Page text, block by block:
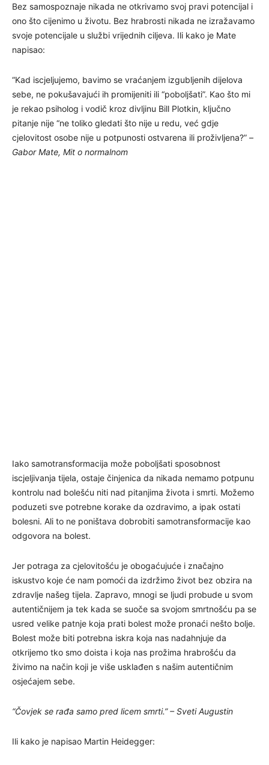
Bez samospoznaje nikada ne otkrivamo svoj pravi potencijal i
ono što cijenimo u životu. Bez hrabrosti nikada ne izražavamo
svoje potencijale u službi vrijednih ciljeva. Ili kako je Mate
napisao:
“Kad iscjeljujemo, bavimo se vraćanjem izgubljenih dijelova
sebe, ne pokušavajući ih promijeniti ili “poboljšati”. Kao što mi
je rekao psiholog i vodič kroz divljinu Bill Plotkin, ključno
pitanje nije “ne toliko gledati što nije u redu, već gdje
cjelovitost osobe nije u potpunosti ostvarena ili proživljena?” –
Gabor Mate, Mit o normalnom
Iako samotransformacija može poboljšati sposobnost
iscjeljivanja tijela, ostaje činjenica da nikada nemamo potpunu
kontrolu nad bolešću niti nad pitanjima života i smrti. Možemo
poduzeti sve potrebne korake da ozdravimo, a ipak ostati
bolesni. Ali to ne poništava dobrobiti samotransformacije kao
odgovora na bolest.
Jer potraga za cjelovitošću je obogaćujuće i značajno
iskustvo koje će nam pomoći da izdržimo život bez obzira na
zdravlje našeg tijela. Zapravo, mnogi se ljudi probude u svom
autentičnijem ja tek kada se suoče sa svojom smrtnošću pa se
usred velike patnje koja prati bolest može pronaći nešto bolje.
Bolest može biti potrebna iskra koja nas nadahnjuje da
otkrijemo tko smo doista i koja nas prožima hrabrošću da
živimo na način koji je više usklađen s našim autentičnim
osjećajem sebe.
“Čovjek se rađa samo pred licem smrti.” – Sveti Augustin
Ili kako je napisao Martin Heidegger: